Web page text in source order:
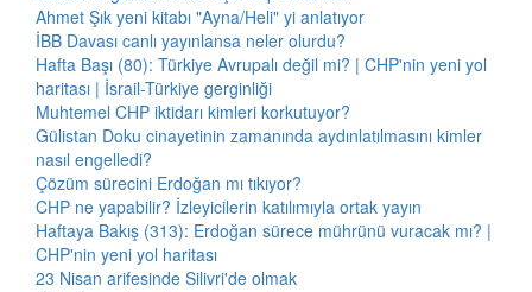
Ahmet Şık yeni kitabı "Ayna/Heli" yi anlatıyor
İBB Davası canlı yayınlansa neler olurdu?
Hafta Başı (80): Türkiye Avrupalı değil mi? | CHP'nin yeni yol
haritası | İsrail-Türkiye gerginliği
Muhtemel CHP iktidarı kimleri korkutuyor?
Gülistan Doku cinayetinin zamanında aydınlatılmasını kimler
nasıl engelledi?
Çözüm sürecini Erdoğan mı tıkıyor?
CHP ne yapabilir? İzleyicilerin katılımıyla ortak yayın
Haftaya Bakış (313): Erdoğan sürece mührünü vuracak mı? |
CHP'nin yeni yol haritası
23 Nisan arifesinde Silivri'de olmak